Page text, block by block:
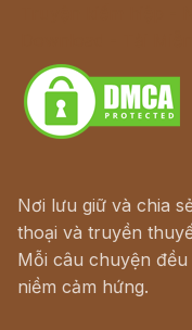
Nơi lưu giữ và chia
thoại và truyền
Mỗi câu chuyện
niềm cảm hứng.